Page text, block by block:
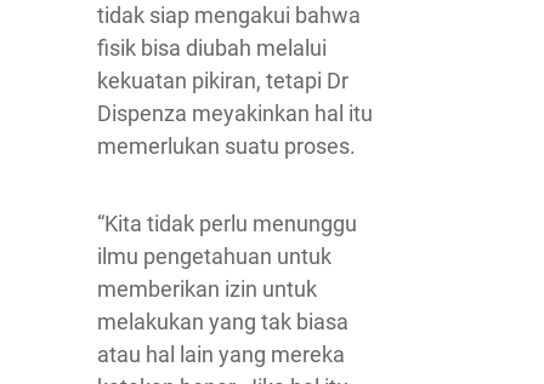
tidak siap mengakui bahwa
fisik bisa diubah melalui
kekuatan pikiran, tetapi Dr
Dispenza meyakinkan hal itu
memerlukan suatu proses.
“Kita tidak perlu menunggu
ilmu pengetahuan untuk
memberikan izin untuk
melakukan yang tak biasa
atau hal lain yang mereka